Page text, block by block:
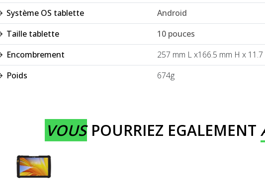
Système OS tablette
Android
Taille tablette
10 pouces
Encombrement
257 mm L x166.5 mm H x 11.7
Poids
674g
VOUSPOURRIEZ EGALEMENT